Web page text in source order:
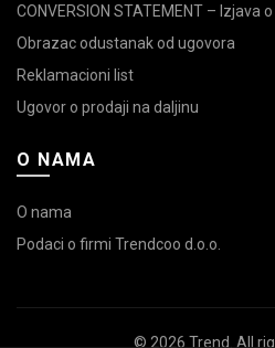
CONVERSION STATEMENT – Izjava
Obrazac odustanak od ugovora
Reklamacioni list
Ugovor o prodaji na daljinu
O NAMA
O nama
Podaci o firmi Trendcoo d.o.o.
© 2026 Trend . All